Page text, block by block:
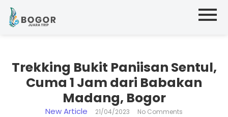
Trekking Bukit Paniisan Sentul,
Cuma 1 Jam dari Babakan
Madang, Bogor
New Article 21/04/2023 No Comments